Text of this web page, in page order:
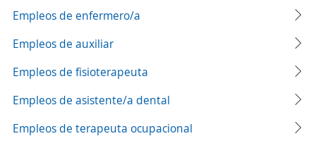
Empleos de enfermero/a
Empleos de auxiliar
Empleos de fisioterapeuta
Empleos de asistente/a dental
Empleos de terapeuta ocupacional